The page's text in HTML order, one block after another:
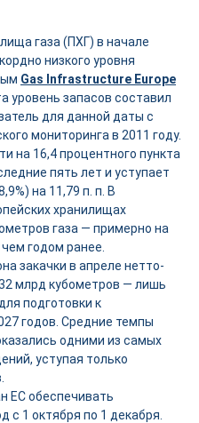
газа (ПХГ) в начале
низкого уровня
Gas Infrastructure Europe
уровень запасов составил
для данной даты с
мониторинга в 2011 году.
на 16,4 процентного пункта
пять лет и уступает
на 11,79 п. п. В
хранилищах
газа — примерно на
годом ранее.
закачки в апреле нетто-
млрд кубометров — лишь
подготовки к
годов. Средние темпы
одними из самых
уступая только
ЕС обеспечивать
с 1 октября по 1 декабря.